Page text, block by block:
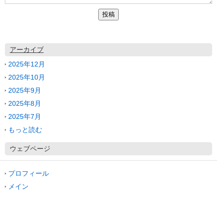
アーカイブ
2025年12月
2025年10月
2025年9月
2025年8月
2025年7月
もっと読む
ウェブページ
プロフィール
メイン